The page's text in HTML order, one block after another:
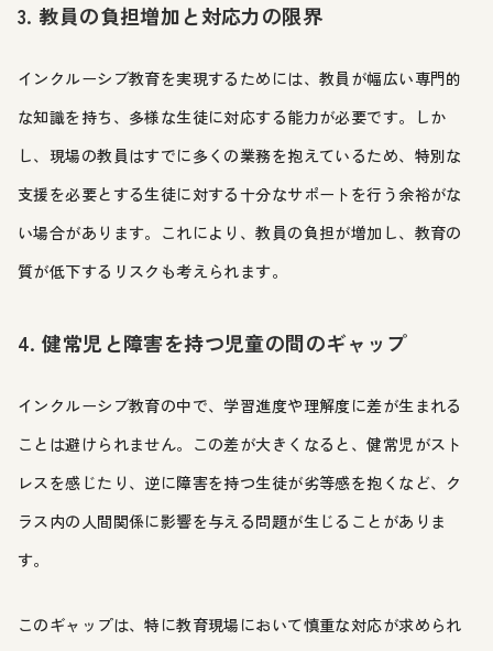
3. 教員の負担増加と対応力の限界
インクルーシブ教育を実現するためには、教員が幅広い専門的
な知識を持ち、多様な生徒に対応する能力が必要です。しか
し、現場の教員はすでに多くの業務を抱えているため、特別な
支援を必要とする生徒に対する十分なサポートを行う余裕がな
い場合があります。これにより、教員の負担が増加し、教育の
質が低下するリスクも考えられます。
4. 健常児と障害を持つ児童の間のギャップ
インクルーシブ教育の中で、学習進度や理解度に差が生まれる
ことは避けられません。この差が大きくなると、健常児がスト
レスを感じたり、逆に障害を持つ生徒が劣等感を抱くなど、ク
ラス内の人間関係に影響を与える問題が生じることがありま
す。
このギャップは、特に教育現場において慎重な対応が求められ